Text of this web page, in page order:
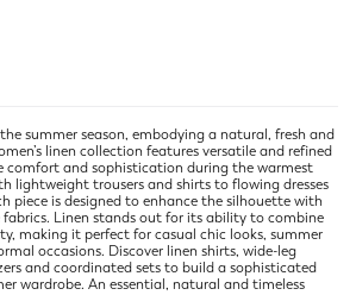
summer season, embodying a natural, fresh and
linen collection features versatile and refined
comfort and sophistication during the warmest
lightweight trousers and shirts to flowing dresses
piece is designed to enhance the silhouette with
fabrics. Linen stands out for its ability to combine
making it perfect for casual chic looks, summer
occasions. Discover linen shirts, wide-leg
and coordinated sets to build a sophisticated
wardrobe. An essential, natural and timeless